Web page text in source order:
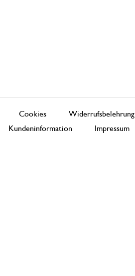
Cookies Widerrufsbelehrung
Kundeninformation
Impressum